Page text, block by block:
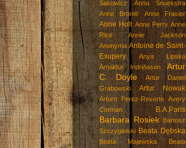
Sakowicz
Anna Snoekstra
Anne Brontë
Anne Frasier
Anne Holt Anne Perry Anne
Rice
Annie Jackson
Anonyma Antoine de Saint-
Exupery
Anya Lipska
Arnaldur Indriðason
Artur
C. Doyle
Artur Daniel
Grabowski
Artur Nowak
Arturo Perez-Reverte Avery
Corman
B.A.Paris
Barbara Rosiek
Bartosz
Szczygielski Beata Dębska
Beata Majewska
Beata